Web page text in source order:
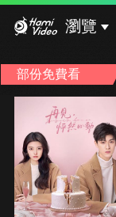
瀏覽
部份免費看